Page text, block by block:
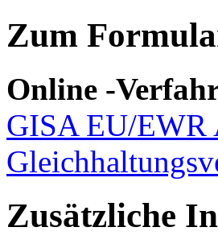
Zum
Online -
GISA EU/EWR
Zusätzliche